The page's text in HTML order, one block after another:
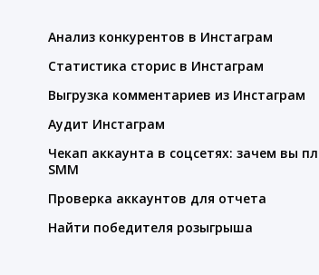
Анализ конкурентов в Инстаграм
Статистика сторис в Инстаграм
Выгрузка комментариев из Инстаграм
Аудит Инстаграм
Чекап аккаунта в соцсетях: зачем вы
SMM
Проверка аккаунтов для отчета
Найти победителя розыгрыша